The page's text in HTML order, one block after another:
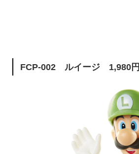
FCP-002 ルイージ 1,980円